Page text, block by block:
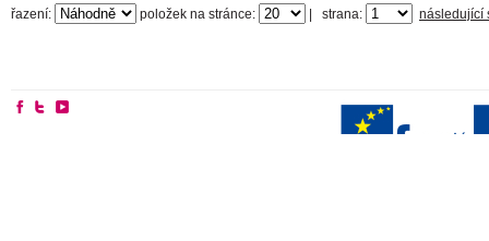
řazení: položek na stránce: strana: následující